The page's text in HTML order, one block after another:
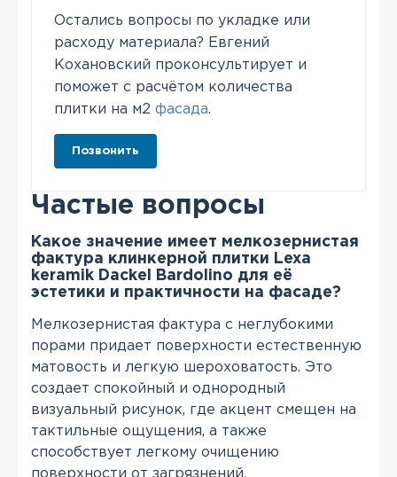
Остались вопросы по укладке или
расходу материала? Евгений
Кохановский проконсультирует и
поможет с расчётом количества
плитки на м2 фасада.
Позвонить
Частые вопросы
Какое значение имеет мелкозернистая
фактура клинкерной плитки Lexa
keramik Dackel Bardolino для её
эстетики и практичности на фасаде?
Мелкозернистая фактура с неглубокими
порами придает поверхности естественную
матовость и легкую шероховатость. Это
создает спокойный и однородный
визуальный рисунок, где акцент смещен на
тактильные ощущения, а также
способствует легкому очищению
поверхности от загрязнений.